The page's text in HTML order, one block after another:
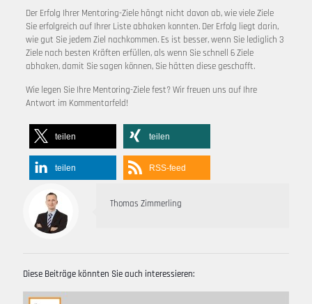
Der Erfolg Ihrer Mentoring-Ziele hängt nicht davon ab, wie viele Ziele
Sie erfolgreich auf Ihrer Liste abhaken konnten. Der Erfolg liegt darin,
wie gut Sie jedem Ziel nachkommen. Es ist besser, wenn Sie lediglich 3
Ziele nach besten Kräften erfüllen, als wenn Sie schnell 6 Ziele
abhaken, damit Sie sagen können, Sie hätten diese geschafft.
Wie legen Sie Ihre Mentoring-Ziele fest? Wir freuen uns auf Ihre
Antwort im Kommentarfeld!
teilen teilen
teilen RSS-feed
Thomas Zimmerling
Diese Beiträge könnten Sie auch interessieren: